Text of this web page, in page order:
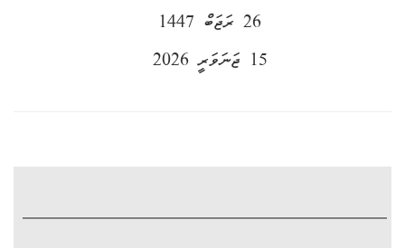
26ރަޖަބް‏ 1447
15 ޖަނަވަރީ 2026